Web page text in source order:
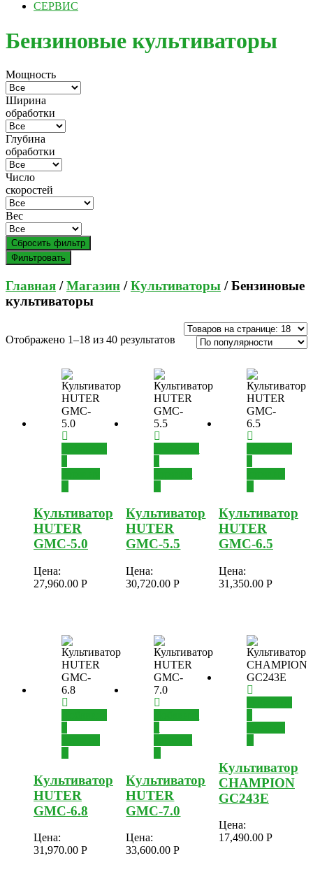
СЕРВИС
Бензиновые культиваторы
Мощность
Ширина
обработки
Глубина
обработки
Число
скоростей
Вес
Сбросить фильтр
Фильтровать
Главная /Магазин /Культиваторы / Бензиновые
культиваторы
Отображено 1–18 из 40 результатов
Культиватор
HUTER
GMC-5.0
Цена:
27,960.00 Р
Культиватор
HUTER
GMC-5.5
Цена:
30,720.00Р
Культиватор
HUTER
GMC-6.5
Цена:
31,350.00 Р
Культиватор
HUTER
GMC-6.8
Цена:
31,970.00 Р
Культиватор
HUTER
GMC-7.0
Цена:
33,600.00Р
Культиватор
CHAMPION
GC243E
Цена:
17,490.00 Р